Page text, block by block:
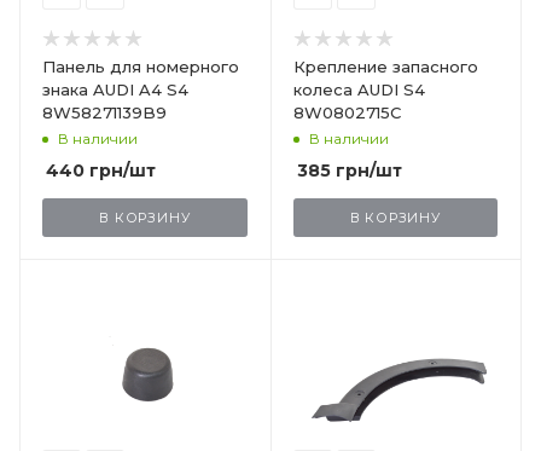
Панель для номерного
знака AUDI A4 S4
8W58271139B9
В наличии
440 грн/шт
В КОРЗИНУ
Крепление запасного
колеса AUDI S4
8W0802715C
В наличии
385грн/шт
В КОРЗИНУ